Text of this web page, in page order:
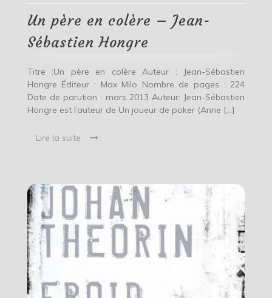
Jean-
Un père en colère – Jean-
Sébastien Hongre
Titre :Un père en colère Auteur : Jean-Sébastien
Hongre Éditeur : Max Milo Nombre de pages : 224
Date de parution : mars 2013 Auteur: Jean-Sébastien
Hongre est l’auteur de Un joueur de poker (Anne […]
Lire la suite